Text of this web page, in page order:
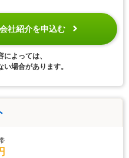
社紹介を申込む
よっては、
場合があります。